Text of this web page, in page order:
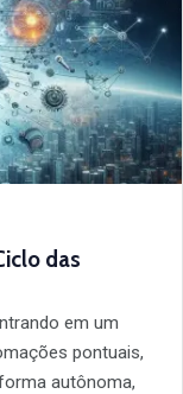
das
em um
pontuais,
autônoma,